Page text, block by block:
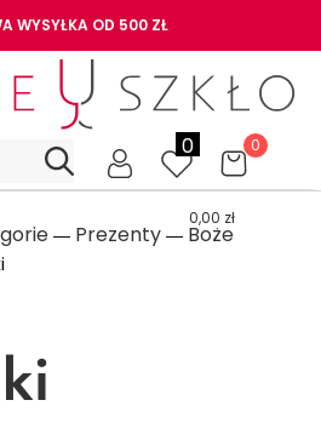
WYSYŁKA OD 500 ZŁ
0 0
0,00 zł
― Prezenty ― Boże